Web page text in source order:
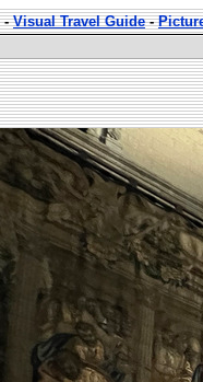
-Visual Travel Guide-